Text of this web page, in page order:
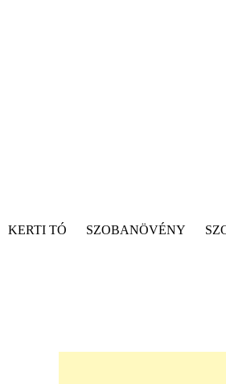
KERTI TÓ SZOBANÖVÉNY